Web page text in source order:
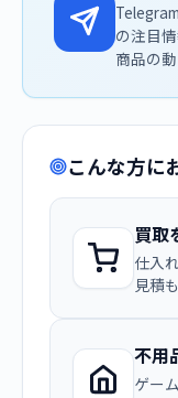
Telegram
の注目
商品の
こんな方に
買取
仕入
見積
不用
ゲー